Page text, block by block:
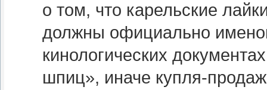
о том, что карельские
должны официально
кинологических
шпиц», иначе купля-